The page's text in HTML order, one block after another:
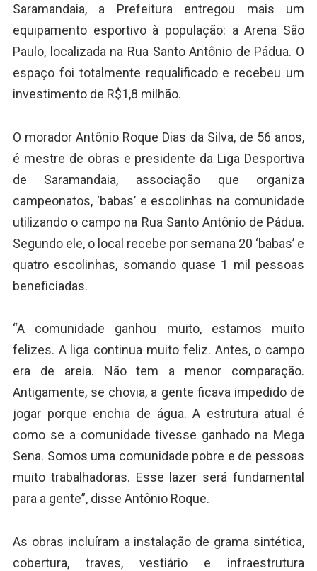
Saramandaia, a Prefeitura entregou mais um
equipamento esportivo à população: a Arena São
Paulo, localizada na Rua Santo Antônio de Pádua. O
espaço foi totalmente requalificado e recebeu um
investimento de R$1,8 milhão.
O morador Antônio Roque Dias da Silva, de 56 anos,
é mestre de obras e presidente da Liga Desportiva
de Saramandaia, associação que organiza
campeonatos, ‘babas’ e escolinhas na comunidade
utilizando o campo na Rua Santo Antônio de Pádua.
Segundo ele, o local recebe por semana 20 ‘babas’ e
quatro escolinhas, somando quase 1 mil pessoas
beneficiadas.
“A comunidade ganhou muito, estamos muito
felizes. A liga continua muito feliz. Antes, o campo
era de areia. Não tem a menor comparação.
Antigamente, se chovia, a gente ficava impedido de
jogar porque enchia de água. A estrutura atual é
como se a comunidade tivesse ganhado na Mega
Sena. Somos uma comunidade pobre e de pessoas
muito trabalhadoras. Esse lazer será fundamental
para a gente”, disse Antônio Roque.
As obras incluíram a instalação de grama sintética,
cobertura, traves, vestiário e infraestrutura